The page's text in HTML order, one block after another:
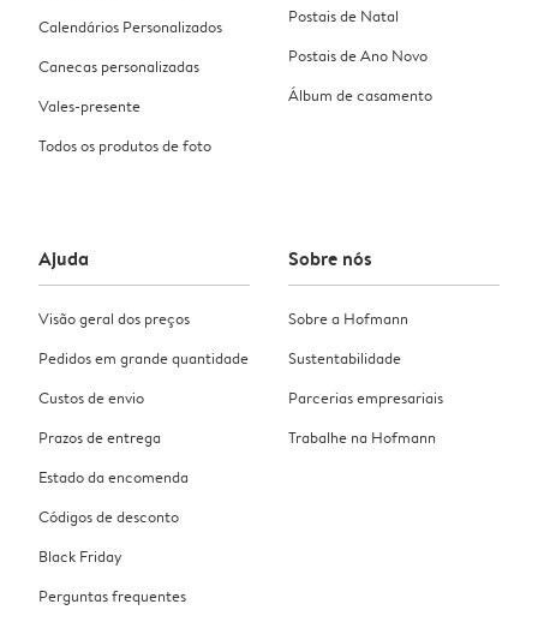
Calendários Personalizados
Canecas personalizadas
Vales-presente
Todos os produtos de foto
Postais de Natal
Postais de Ano Novo
Álbum de casamento
Ajuda
Visão geral dos preços
Pedidos em grande quantidade
Custos de envio
Prazos de entrega
Estado da encomenda
Códigos de desconto
Black Friday
Perguntas frequentes
Sobre nós
Sobre a Hofmann
Sustentabilidade
Parcerias empresariais
Trabalhe na Hofmann